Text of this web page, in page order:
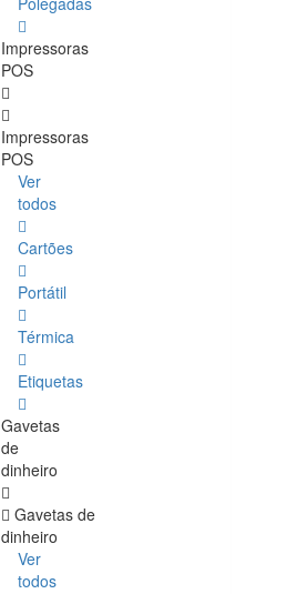
Impressoras
POS
Impressoras
POS
Ver
todos
Cartões
Portátil
Térmica
Etiquetas
Gavetas
de
dinheiro
Gavetas de
dinheiro
Ver
todos